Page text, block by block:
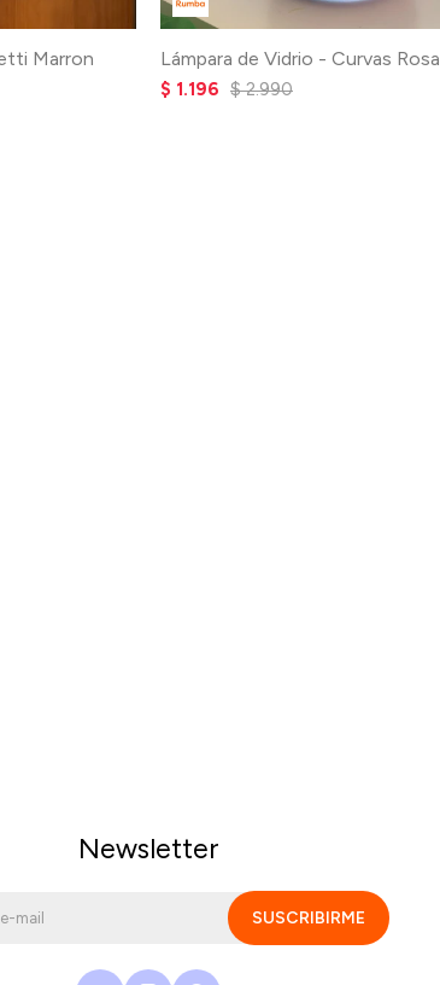
Marron Lámpara de Vidrio - Curvas Rosa
$ 1.196 $ 2.990
Newsletter
SUSCRIBIRME